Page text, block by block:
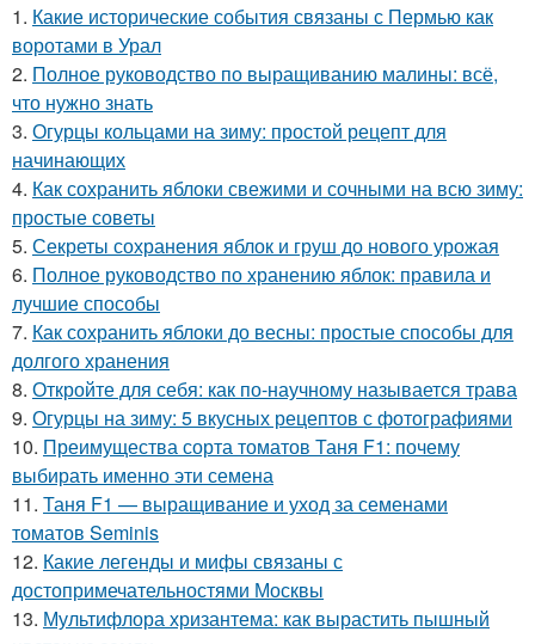
1. Какие исторические события связаны с Пермью как
воротами в Урал
2. Полное руководство по выращиванию малины: всё,
что нужно знать
3. Огурцы кольцами на зиму: простой рецепт для
начинающих
4. Как сохранить яблоки свежими и сочными на всю зиму:
простые советы
5. Секреты сохранения яблок и груш до нового урожая
6. Полное руководство по хранению яблок: правила и
лучшие способы
7. Как сохранить яблоки до весны: простые способы для
долгого хранения
8. Откройте для себя: как по-научному называется трава
9. Огурцы на зиму: 5 вкусных рецептов с фотографиями
10. Преимущества сорта томатов Таня F1: почему
выбирать именно эти семена
11. Таня F1 — выращивание и уход за семенами
томатов Seminis
12. Какие легенды и мифы связаны с
достопримечательностями Москвы
13. Мультифлора хризантема: как вырастить пышный